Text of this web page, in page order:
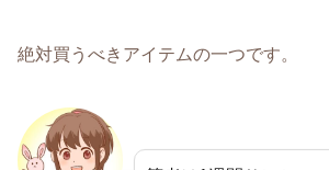
絶対買うべきアイテムの一つです。